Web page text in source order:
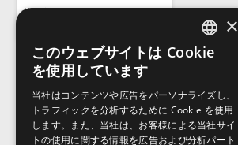
¥2,332
ENGLISH
×
このウェブサイトは Cookie
を使用しています
当社はコンテンツや広告をパーソナライズし、
トラフィックを分析するために Cookie を使用
します。また、当社は、お客様による当社サイ
トの使用に関する情報を広告および分析パート